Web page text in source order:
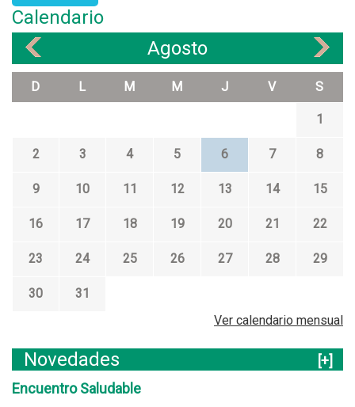
Calendario
Agosto
D L M M J V S
1
2 3 4 5 6 7 8
9 10 11 12 13 14 15
16 17 18 19 20 21 22
23 24 25 26 27 28 29
30
31
Ver calendario mensual
Novedades
[+]
Encuentro Saludable